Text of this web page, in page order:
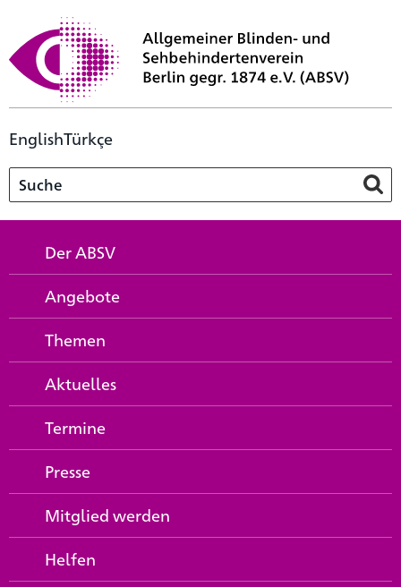
EnglishTürkçe
Der ABSV
Angebote
Themen
Aktuelles
Termine
Presse
Mitglied werden
Helfen